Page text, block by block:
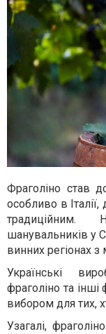
Фраголіно став
особливо в
шанувальників у
винних регіонах
Українські
фраголіно та
вибором для тих,
Узагалі,